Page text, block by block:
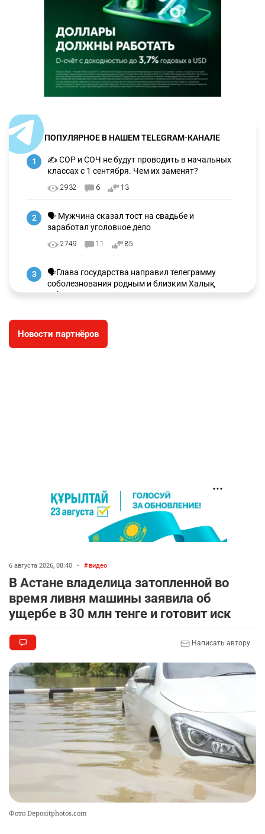
ПОПУЛЯРНОЕ В НАШЕМ TELEGRAM-КАНАЛЕ
1
✍️ СОР и СОЧ не будут проводить в начальных
классах с 1 сентября. Чем их заменят?
2932 6 13
2
🗣 Мужчина сказал тост на свадьбе и
заработал уголовное дело
2749 11 85
3
🗣Глава государства направил телеграмму
соболезнования родным и близким Халық
қаһарманы Ивана Гапича
🇫🇷 Клуб ПСЖ объявил об открытии своей
футбольной академии в Астане
🐏 Скота больше, а мясо дороже. Почему в
Казахстане продолжают расти цены на
баранину и конину
8
🏠 Оправданному пастуху из Актобе подарили
квартиру
2299 7 71
9
2280 0 50
10 🌟 Ступень ракеты SpaceX врежется в Луну
2337 1 22
Новости партнёров
6 августа 2026, 08:40 • видео
В Астане владелица затопленной во
время ливня машины заявила об
ущербе в 30 млн тенге и готовит иск
Написать автору
Фото Depositphotos.com